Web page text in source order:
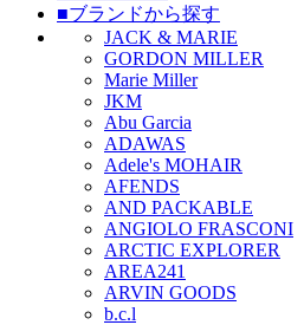
■ブランドから探す
JACK & MARIE
GORDON MILLER
Marie Miller
JKM
Abu Garcia
ADAWAS
Adele's MOHAIR
AFENDS
AND PACKABLE
ANGIOLO FRASCONI
ARCTIC EXPLORER
AREA241
ARVIN GOODS
b.c.l